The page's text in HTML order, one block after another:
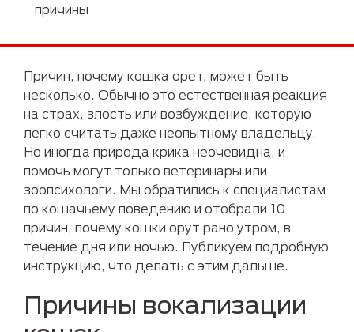
причины
Причин, почему кошка орет, может быть
несколько. Обычно это естественная реакция
на страх, злость или возбуждение, которую
легко считать даже неопытному владельцу.
Но иногда природа крика неочевидна, и
помочь могут только ветеринары или
зоопсихологи. Мы обратились к специалистам
по кошачьему поведению и отобрали 10
причин, почему кошки орут рано утром, в
течение дня или ночью. Публикуем подробную
инструкцию, что делать с этим дальше.
Причины вокализации